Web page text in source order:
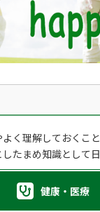
く理解しておくこ
たまめ知識として
健康・医療